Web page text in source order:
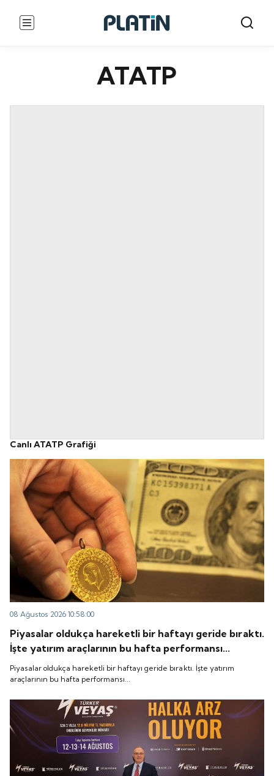
ATATP
Canlı ATATP Grafiği
08 Ağustos 2026 10:58:00
Piyasalar oldukça hareketli bir haftayı geride bıraktı.
İşte yatırım araçlarının bu hafta performansı...
Piyasalar oldukça hareketli bir haftayı geride bıraktı. İşte yatırım
araçlarının bu hafta performansı...